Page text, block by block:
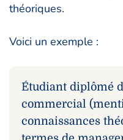
théoriques.
Voici un exemple :
Étudiant diplômé
commercial
connaissances